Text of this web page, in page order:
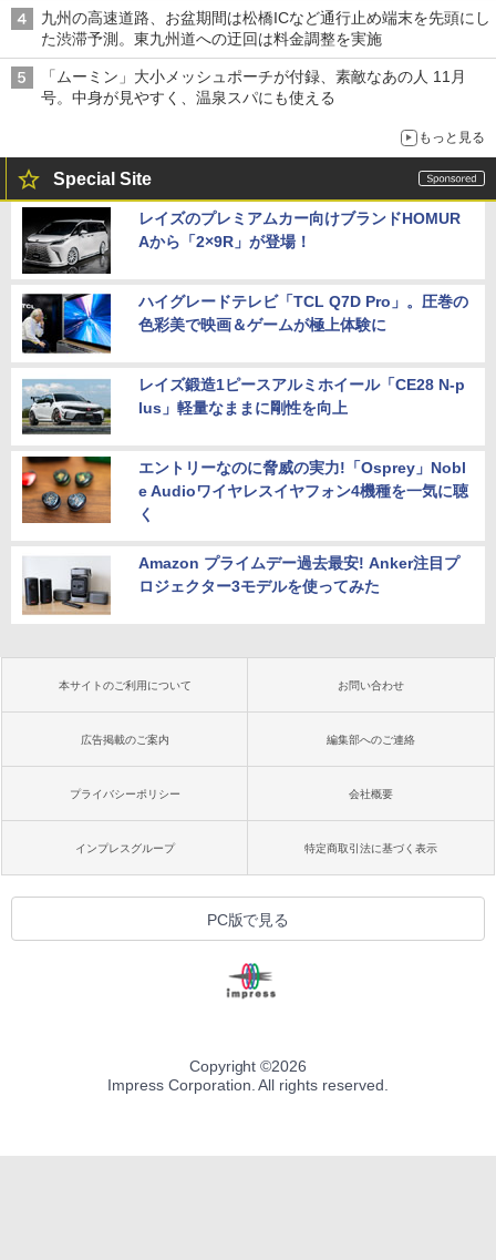
九州の高速道路、お盆期間は松橋ICなど通行止め端末を先頭にし
た渋滞予測。東九州道への迂回は料金調整を実施
「ムーミン」大小メッシュポーチが付録、素敵なあの人 11月
号。中身が見やすく、温泉スパにも使える
もっと見る
Special Site
レイズのプレミアムカー向けブランドHOMUR
Aから「2×9R」が登場！
ハイグレードテレビ「TCL Q7D Pro」。圧巻の
色彩美で映画＆ゲームが極上体験に
レイズ鍛造1ピースアルミホイール「CE28 N-p
lus」軽量なままに剛性を向上
エントリーなのに脅威の実力!「Osprey」Nobl
e Audioワイヤレスイヤフォン4機種を一気に聴
く
Amazon プライムデー過去最安! Anker注目プ
ロジェクター3モデルを使ってみた
本サイトのご利用について お問い合わせ
広告掲載のご案内 編集部へのご連絡
プライバシーポリシー 会社概要
インプレスグループ 特定商取引法に基づく表示
PC版で見る
Copyright ©2026
Impress Corporation. All rights reserved.